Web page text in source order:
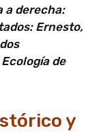
a derecha:
Ernesto,
de
y